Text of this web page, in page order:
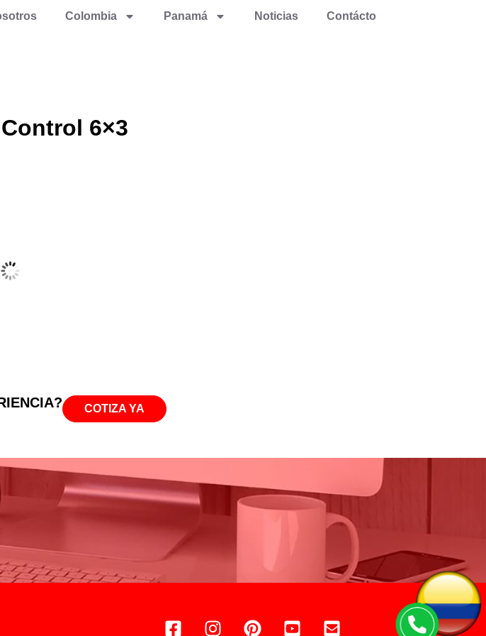
Colombia Panamá Noticias Contácto
6×3
COTIZA YA